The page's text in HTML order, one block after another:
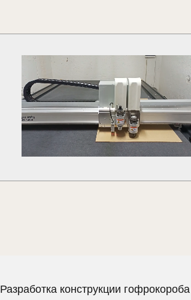
Разработка конструкции